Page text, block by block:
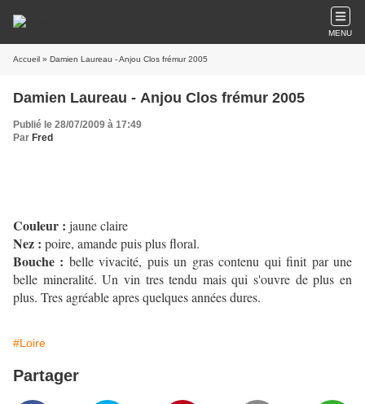
MENU
Accueil » Damien Laureau - Anjou Clos frémur 2005
Damien Laureau - Anjou Clos frémur 2005
Publié le 28/07/2009 à 17:49
Par Fred
Couleur : jaune claire
Nez : poire, amande puis plus floral.
Bouche : belle vivacité, puis un gras contenu qui finit par une
belle mineralité. Un vin tres tendu mais qui s'ouvre de plus en
plus. Tres agréable apres quelques années dures.
#Loire
Partager